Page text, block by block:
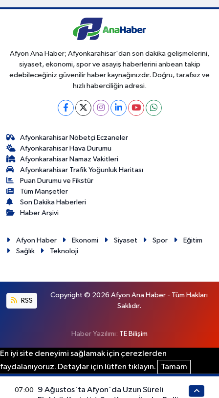
Afyon Ana Haber; Afyonkarahisar'dan son dakika gelişmelerini,
siyaset, ekonomi, spor ve asayiş haberlerini anbean takip
edebileceğiniz güvenilir haber kaynağınızdır. Doğru, tarafsız ve
hızlı haberciliğin adresi.
Afyonkarahisar Nöbetçi Eczaneler
Afyonkarahisar Hava Durumu
Afyonkarahisar Namaz Vakitleri
Afyonkarahisar Trafik Yoğunluk Haritası
Puan Durumu ve Fikstür
Tüm Manşetler
Son Dakika Haberleri
Haber Arşivi
Afyon Haber Ekonomi Siyaset Spor
Eğitim
Sağlık
Teknoloji
RSS
Copyright © 2026 Afyon Ana Haber - Tüm Hakları
Saklıdır.
Haber Yazılımı: TE Bilişim
En iyi site deneyimi sağlamak için çerezlerden
faydalanıyoruz. Detaylar için lütfen tıklayın.
Tamam
07:00
9 Ağustos'ta Afyon'da Uzun Süreli